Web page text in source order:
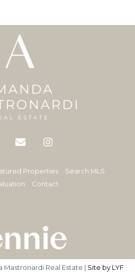
Properties
Search MLS
Contact
Mastronardi Real Estate | Site by LYF